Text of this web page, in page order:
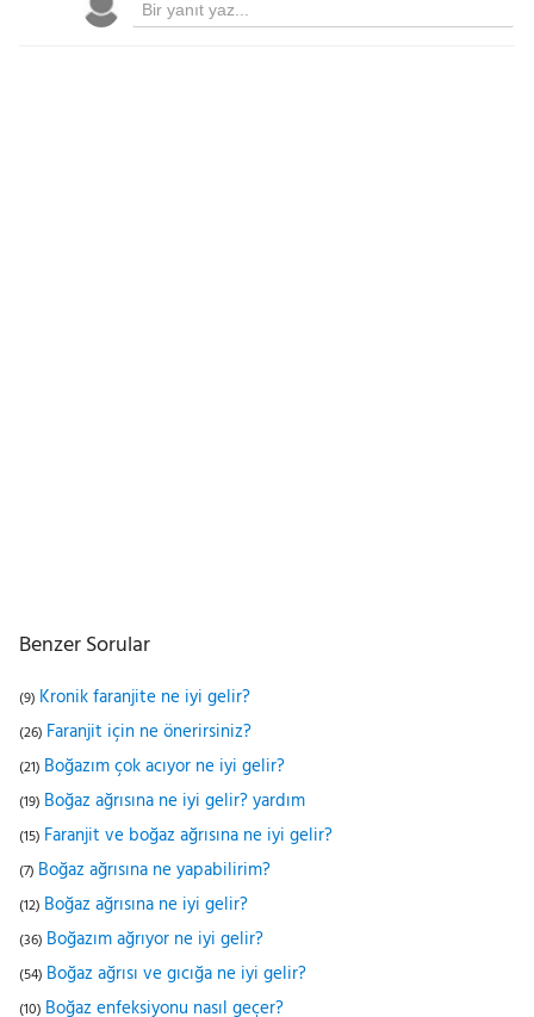
Benzer Sorular
(9) Kronik faranjite ne iyi gelir?
(26) Faranjit için ne önerirsiniz?
(21) Boğazım çok acıyor ne iyi gelir?
(19) Boğaz ağrısına ne iyi gelir? yardım
(15) Faranjit ve boğaz ağrısına ne iyi gelir?
(7) Boğaz ağrısına ne yapabilirim?
(12) Boğaz ağrısına ne iyi gelir?
(36) Boğazım ağrıyor ne iyi gelir?
(54) Boğaz ağrısı ve gıcığa ne iyi gelir?
(10) Boğaz enfeksiyonu nasıl geçer?